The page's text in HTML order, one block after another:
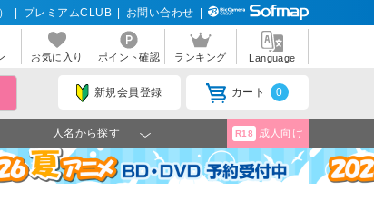
プレミアムCLUB お問い合わせ
お気に入り ポイント確認 ランキング Language
新規会員登録 カート 0
人名から探す R18 成人向け